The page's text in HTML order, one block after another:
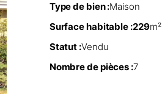
Type de bien :Maison
Surface habitable :229m²
Statut :Vendu
Nombre de pièces :7